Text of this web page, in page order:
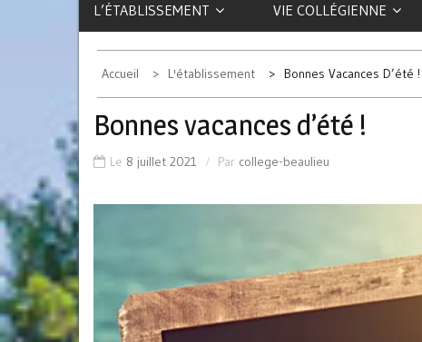
L’ÉTABLISSEMENT VIE COLLÉGIENNE
Accueil L'établissement Bonnes Vacances D’été !
Bonnes vacances d’été !
Le 8 juillet 2021 Par college-beaulieu